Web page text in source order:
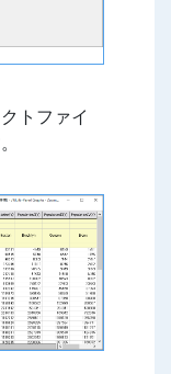
トファイ